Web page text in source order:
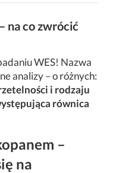
na co zwrócić
WES! Nazwa
analizy – o różnych:
i rodzaju
równica
–
na